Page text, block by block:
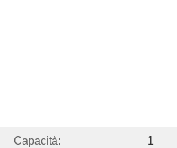
Capacità: 1